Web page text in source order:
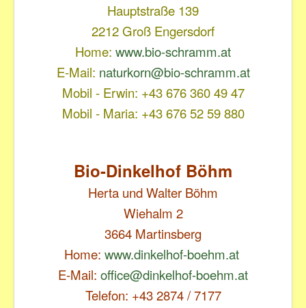
Hauptstraße 139
2212 Groß Engersdorf
Home: www.bio-schramm.at
E-Mail: naturkorn@bio-schramm.at
Mobil - Erwin: +43 676 360 49 47
Mobil - Maria: +43 676 52 59 880
Bio-Dinkelhof Böhm
Herta und Walter Böhm
Wiehalm 2
3664 Martinsberg
Home: www.dinkelhof-boehm.at
E-Mail: office@dinkelhof-boehm.at
Telefon: +43 2874 / 7177